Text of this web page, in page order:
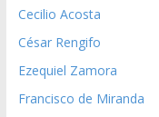
Cecilio Acosta
César Rengifo
Ezequiel Zamora
Francisco de Miranda